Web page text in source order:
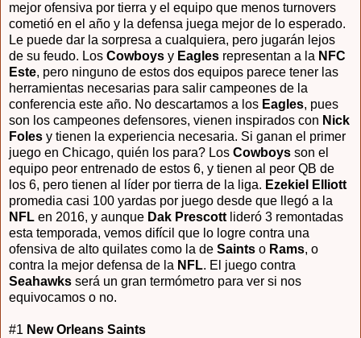
mejor ofensiva por tierra y el equipo que menos turnovers
cometió en el año y la defensa juega mejor de lo esperado.
Le puede dar la sorpresa a cualquiera, pero jugarán lejos
de su feudo. Los Cowboys y Eagles representan a la NFC
Este, pero ninguno de estos dos equipos parece tener las
herramientas necesarias para salir campeones de la
conferencia este año. No descartamos a los Eagles, pues
son los campeones defensores, vienen inspirados con Nick
Foles y tienen la experiencia necesaria. Si ganan el primer
juego en Chicago, quién los para? Los Cowboys son el
equipo peor entrenado de estos 6, y tienen al peor QB de
los 6, pero tienen al líder por tierra de la liga. Ezekiel Elliott
promedia casi 100 yardas por juego desde que llegó a la
NFL en 2016, y aunque Dak Prescott lideró 3 remontadas
esta temporada, vemos difícil que lo logre contra una
ofensiva de alto quilates como la de Saints o Rams, o
contra la mejor defensa de la NFL. El juego contra
Seahawks será un gran termómetro para ver si nos
equivocamos o no.
#1 New Orleans Saints